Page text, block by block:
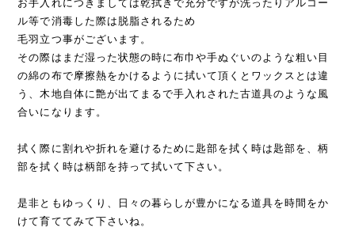
お手入れにつきましては乾拭きで充分ですが洗ったりアルコー
ル等で消毒した際は脱脂されるため
毛羽立つ事がございます。
その際はまだ湿った状態の時に布巾や手ぬぐいのような粗い目
の綿の布で摩擦熱をかけるように拭いて頂くとワックスとは違
う、木地自体に艶が出てまるで手入れされた古道具のような風
合いになります。
拭く際に割れや折れを避けるために匙部を拭く時は匙部を、柄
部を拭く時は柄部を持って拭いて下さい。
是非ともゆっくり、日々の暮らしが豊かになる道具を時間をか
けて育ててみて下さいね。